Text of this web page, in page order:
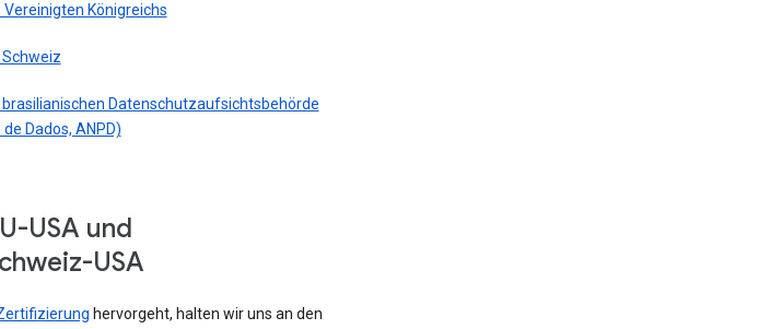
Königreichs
Datenschutzaufsichtsbehörde
Dados, ANPD)
USA und
USA
hervorgeht, halten wir uns an den